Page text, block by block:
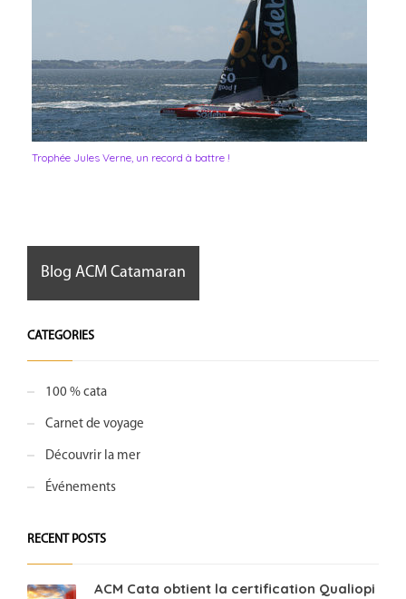
Trophée Jules Verne, un record à battre !
Blog ACM Catamaran
CATEGORIES
100 % cata
Carnet de voyage
Découvrir la mer
Événements
RECENT POSTS
ACM Cata obtient la certification Qualiopi